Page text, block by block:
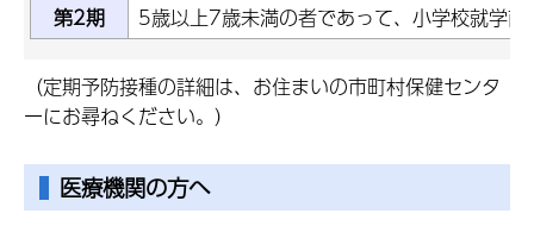
第2期
5歳以上7歳未満の者であって、小学校就学
（定期予防接種の詳細は、お住まいの市町村保健センタ
ーにお尋ねください。）
医療機関の方へ